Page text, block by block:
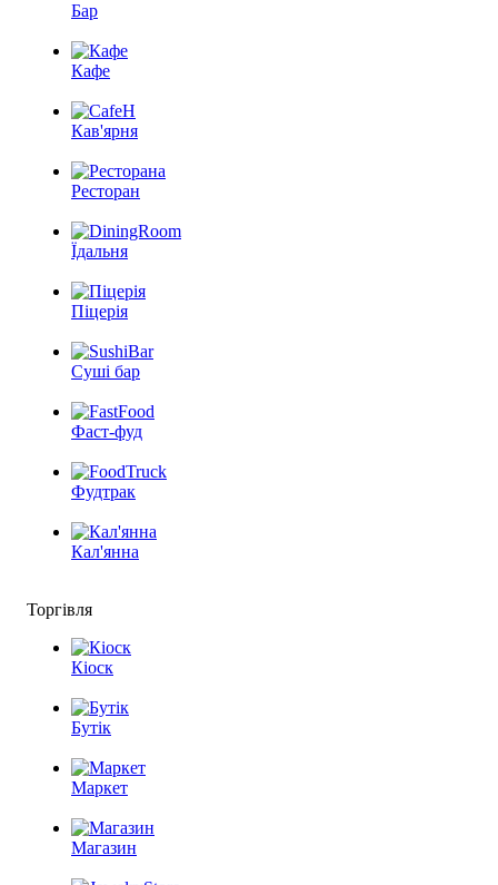
Бар
Кафе
Кав'ярня
Ресторан
Їдальня
Піцерія
Суші бар
Фаст-фуд
Фудтрак
Кал'янна
Торгівля
Кіоск
Бутік
Маркет
Магазин